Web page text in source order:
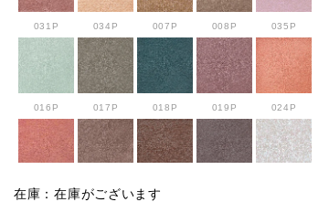
031P 034P 007P 008P 035P
016P 017P 018P 019P 024P
025P 027P 033P
在庫：在庫がございます